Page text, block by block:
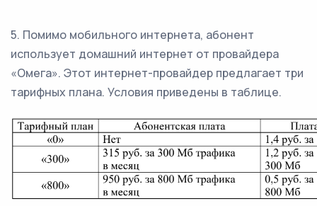
5. Помимо мобильного интернета, абонент
использует домашний интернет от провайдера
«Омега». Этот интернет-провайдер предлагает три
тарифных плана. Условия приведены в таблице.